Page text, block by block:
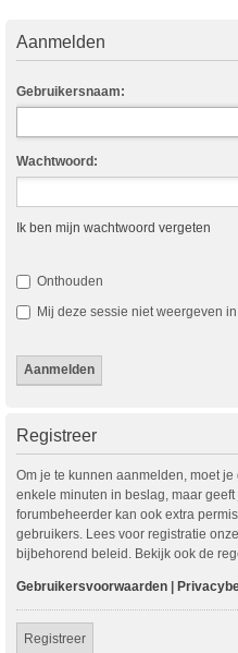
Aanmelden
Gebruikersnaam:
Wachtwoord:
Ik ben mijn wachtwoord vergeten
Onthouden
Mij deze sessie niet weergeven
Registreer
Om je te kunnen aanmelden, moet
enkele minuten in beslag, maar
forumbeheerder kan ook extra
gebruikers. Lees voor registratie
bijbehorend beleid. Bekijk ook de
Gebruikersvoorwaarden |
Registreer